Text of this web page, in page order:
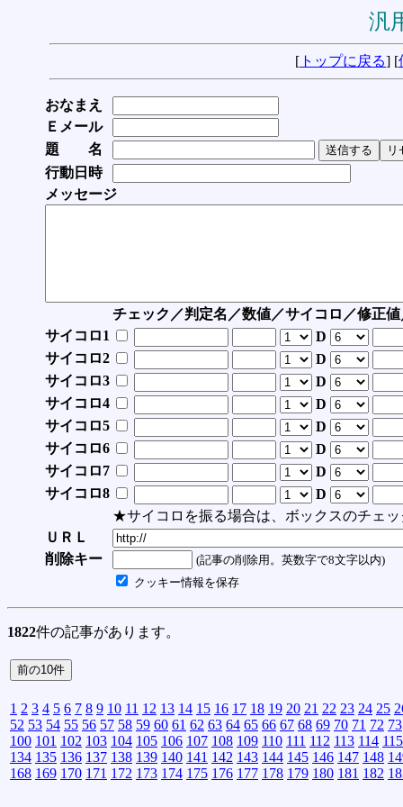
汎
[ トップに戻る] [
おなまえ
Ｅメール
題 名
行動日時
メッセージ
チェック／判定名／数値／サイコロ／修正
サイコロ1
D
サイコロ2
D
サイコロ3
D
サイコロ4
D
サイコロ5
D
サイコロ6
D
サイコロ7
D
サイコロ8
D
★サイコロを振る場合は、ボックスのチェッ
ＵＲＬ
削除キー
(記事の削除用。英数字で8文字以内)
クッキー情報を保存
1822件の記事があります。
1 2 3 4 5 6 7 8 9 10 11 12 13 14 15 16 17 18 19 20 21 22 23 24 25
52 53 54 55 56 57 58 59 60 61 62 63 64 65 66 67 68 69 70 71 72 73
100 101 102 103 104 105 106 107 108 109 110 111 112 113 114 115
134 135 136 137 138 139 140 141 142 143 144 145 146 147 148
168 169 170 171 172 173 174 175 176 177 178 179 180 181 182